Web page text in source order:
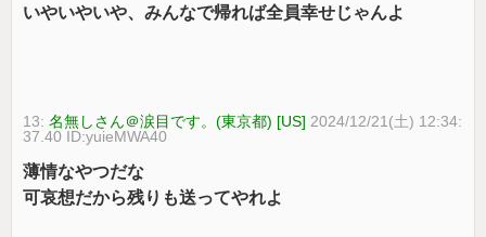
いやいやいや、みんなで帰れば全員幸せじゃんよ
13:名無しさん＠涙目です。(東京都) [US] 2024/12/21(土) 12:34:
37.40 ID:yuieMWA40
薄情なやつだな
可哀想だから残りも送ってやれよ